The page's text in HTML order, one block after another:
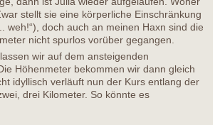
stellt sie eine körperliche Einschränkung
weh!“), doch auch an meinen Haxn sind die
nicht spurlos vorüber gegangen.
wir auf dem ansteigenden
Höhenmeter bekommen wir dann gleich
idyllisch verläuft nun der Kurs entlang der
drei Kilometer. So könnte es